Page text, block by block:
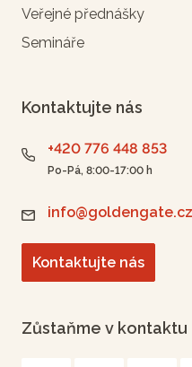
Veřejné přednášky
Semináře
Kontaktujte nás
+420 776 448 853
Po-Pá, 8:00-17:00 h
info@goldengate.cz
Kontaktujte nás
Zůstaňme v kontaktu